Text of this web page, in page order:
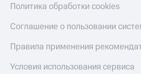
Политика обработки cookies
Соглашение о пользовании
Правила применения
Условия использования сервиса